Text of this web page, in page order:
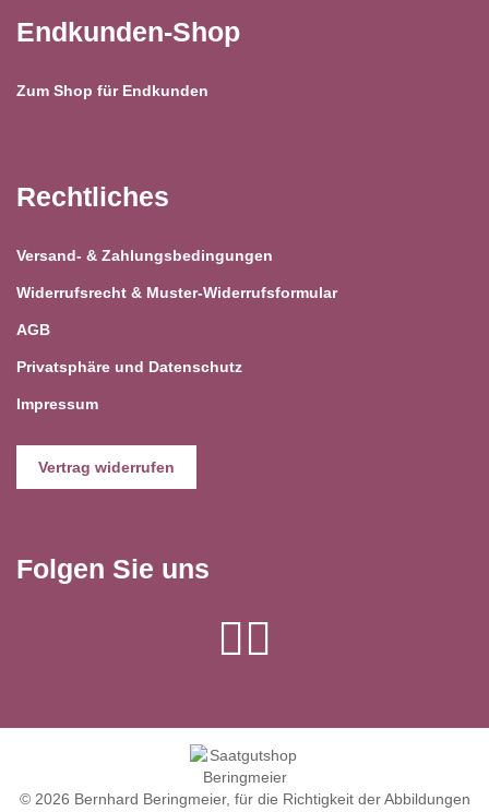
Endkunden-Shop
Zum Shop für Endkunden
Rechtliches
Versand- & Zahlungsbedingungen
Widerrufsrecht & Muster-Widerrufsformular
AGB
Privatsphäre und Datenschutz
Impressum
Vertrag widerrufen
Folgen Sie uns
© 2026 Bernhard Beringmeier, für die Richtigkeit der Abbildungen